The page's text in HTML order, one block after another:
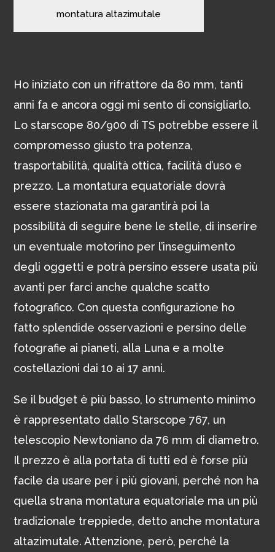
montatura altazimutale
Ho iniziato con un rifrattore da 80 mm, tanti
anni fa e ancora oggi mi sento di consigliarlo.
Lo starscope 80/900 di TS potrebbe essere il
compromesso giusto tra potenza,
trasportabilità, qualità ottica, facilità d’uso e
prezzo. La montatura equatoriale dovrà
essere stazionata ma garantirà poi la
possibilità di seguire bene le stelle, di inserire
un eventuale motorino per l’inseguimento
degli oggetti e potrà persino essere usata più
avanti per farci anche qualche scatto
fotografico. Con questa configurazione ho
fatto splendide osservazioni e persino delle
fotografie ai pianeti, alla Luna e a molte
costellazioni dai 10 ai 17 anni.
Se il budget è più basso, lo strumento minimo
è rappresentato dallo Starscope 767, un
telescopio Newtoniano da 76 mm di diametro.
Il prezzo è alla portata di tutti ed è forse più
facile da usare per i più giovani, perché non ha
quella strana montatura equatoriale ma un più
tradizionale treppiede, detto anche montatura
altazimutale. Attenzione, però, perché la